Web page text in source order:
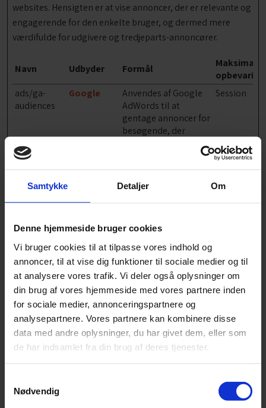
Samtykke Detaljer Om
Denne hjemmeside bruger cookies
Vi bruger cookies til at tilpasse vores indhold og
annoncer, til at vise dig funktioner til sociale medier og til
at analysere vores trafik. Vi deler også oplysninger om
din brug af vores hjemmeside med vores partnere inden
for sociale medier, annonceringspartnere og
analysepartnere. Vores partnere kan kombinere disse
data med andre oplysninger, du har givet dem, eller som
de har indsamlet fra din brug af deres tjenester.
Nødvendig
websites. Hensigten er at vise annoncer, der er relevante og
engagerende for den enkelte bruger, og dermed mere
værdifulde for udgivere og tredjeparts-annoncører.
Navn Udbyder Formål
Maksimal
ads/ga-
audiences
Google
Anvendes af Google
AdWords til at
gentage annoncer for
besøgende, der
konvertere til kunder
baseret på den
besøgendes
onlineadfærd på
tværs af websteder.
Session
LAST_RESU
LT_ENTRY_
KEY
YouTube
Benyttes til
omhandlende
brugerens
interaktion med
indlejret indhold.
LogsDataba
seV2:V#||Lo
gsRequests
Store
Cookiebot Afventer
ent
nextId YouTube
Benyttes til
Session